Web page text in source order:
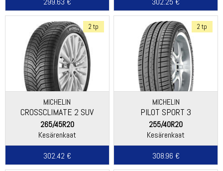
2 tp
MICHELIN
CROSSCLIMATE 2 SUV
265/45R20
Kesärenkaat
302.42 €
2 tp
MICHELIN
PILOT SPORT 3
255/40R20
Kesärenkaat
308.96 €